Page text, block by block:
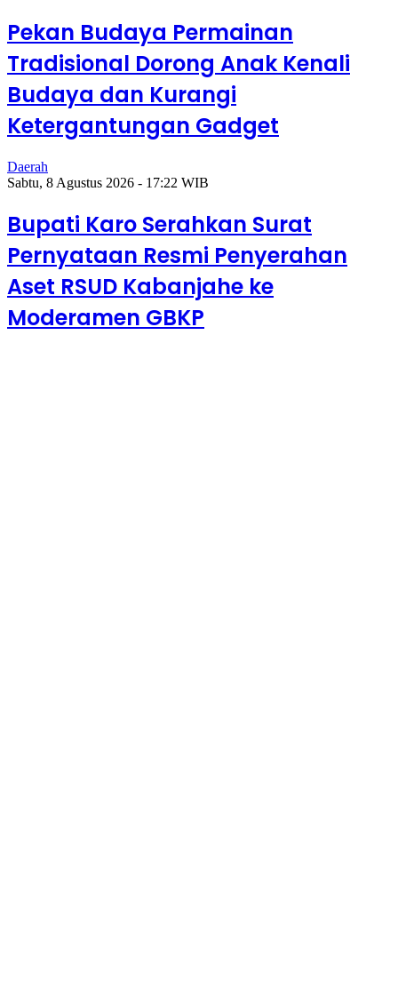
Pekan Budaya Permainan
Tradisional Dorong Anak Kenali
Budaya dan Kurangi
Ketergantungan Gadget
Daerah
Sabtu, 8 Agustus 2026 - 17:22 WIB
Bupati Karo Serahkan Surat
Pernyataan Resmi Penyerahan
Aset RSUD Kabanjahe ke
Moderamen GBKP